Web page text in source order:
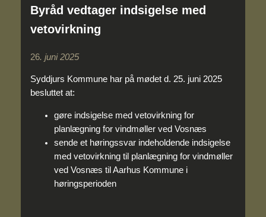
Byråd vedtager indsigelse med
vetovirkning
26. juni 2025
Syddjurs Kommune har på mødet d. 25. juni 2025
besluttet at:
gøre indsigelse med vetovirkning for
planlægning for vindmøller ved Vosnæs
sende et høringssvar indeholdende indsigelse
med vetovirkning til planlægning for vindmøller
ved Vosnæs til Aarhus Kommune i
høringsperioden